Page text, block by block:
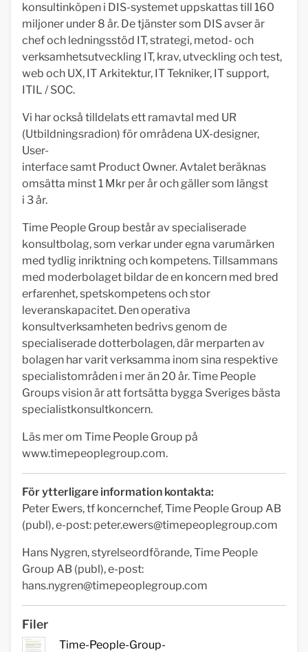
konsultinköpen i DIS-systemet uppskattas till 160
miljoner under 8 år. De tjänster som DIS avser är
chef och ledningsstöd IT, strategi, metod- och
verksamhetsutveckling IT, krav, utveckling och test,
web och UX, IT Arkitektur, IT Tekniker, IT support,
ITIL / SOC.
Vi har också tilldelats ett ramavtal med UR
(Utbildningsradion) för områdena UX-designer,
User-
interface samt Product Owner. Avtalet beräknas
omsätta minst 1 Mkr per år och gäller som längst
i 3 år.
Time People Group består av specialiserade
konsultbolag, som verkar under egna varumärken
med tydlig inriktning och kompetens. Tillsammans
med moderbolaget bildar de en koncern med bred
erfarenhet, spetskompetens och stor
leveranskapacitet. Den operativa
konsultverksamheten bedrivs genom de
specialiserade dotterbolagen, där merparten av
bolagen har varit verksamma inom sina respektive
specialistområden i mer än 20 år. Time People
Groups vision är att fortsätta bygga Sveriges bästa
specialistkonsultkoncern.
Läs mer om Time People Group på
www.timepeoplegroup.com.
För ytterligare information kontakta:
Peter Ewers, tf koncernchef, Time People Group AB
(publ), e-post: peter.ewers@timepeoplegroup.com
Hans Nygren, styrelseordförande, Time People
Group AB (publ), e-post:
hans.nygren@timepeoplegroup.com
Filer
Time-People-Group-